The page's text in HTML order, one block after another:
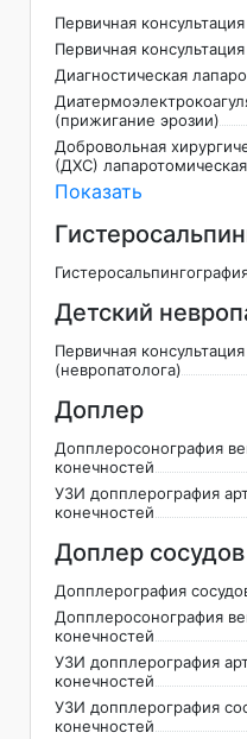
Первичная
Первичная
Диагностическая
(прижигание эрозии)
Добровольная
(ДХС) лапаротомическая
Показать
Детский
Первичная
(невропатолога)
Доплер
Допплеросонография
конечностей
УЗИ допплерография
конечностей
Доплер сосудов
Допплерография
Допплеросонография
конечностей
УЗИ допплерография
конечностей
УЗИ допплерография
конечностей